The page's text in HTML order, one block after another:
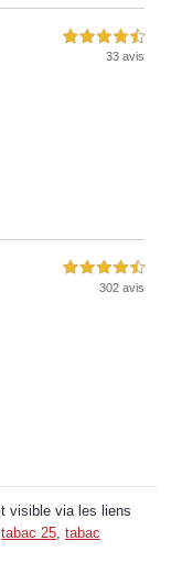
4,5 étoiles sur 5
33 avis
4,5 étoiles sur 5
302 avis
visible via les liens
tabac 25 tabac